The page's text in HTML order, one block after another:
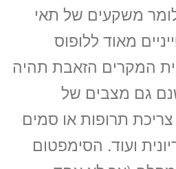
משקעים של תאי
מאוד ללופוס
המקרים הזאבת תהיה
גם מצבים של
תרופות או סמים
ועוד. הסימפטום